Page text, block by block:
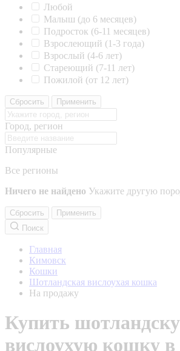
Любой
Малыш (до 6 месяцев)
Подросток (6-11 месяцев)
Взрослеющий (1-3 года)
Взрослый (4-6 лет)
Стареющий (7-11 лет)
Пожилой (от 12 лет)
Сбросить Применить
Город, регион
Популярные
Все регионы
Ничего не найдено Укажите другую
Сбросить
Применить
Поиск
Главная
Кимовск
Кошки
Шотландская вислоухая кошка
На продажу
Купить
вислоухую кошку